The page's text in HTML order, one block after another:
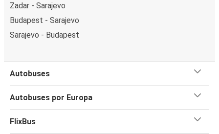
Zadar - Sarajevo
Budapest - Sarajevo
Sarajevo - Budapest
Autobuses
Autobuses por Europa
FlixBus